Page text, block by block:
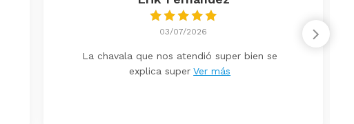
03/07/2026
La chavala que nos atendió super bien se
explica super Ver más